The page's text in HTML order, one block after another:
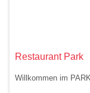
Restaurant Park
Willkommen im